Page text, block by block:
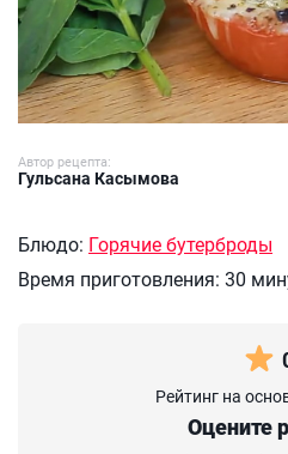
Автор рецепта:
Гульсана Касымова
Блюдо: Горячие бутерброды
Время приготовления: 30
Рейтинг на
Оцените